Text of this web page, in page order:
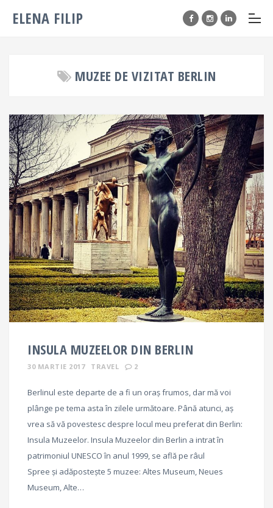
ELENA FILIP
MUZEE DE VIZITAT BERLIN
INSULA MUZEELOR DIN BERLIN
30 MARTIE 2017 TRAVEL 2
Berlinul este departe de a fi un oraș frumos, dar mă voi
plânge pe tema asta în zilele următoare. Până atunci, aș
vrea să vă povestesc despre locul meu preferat din Berlin:
Insula Muzeelor. Insula Muzeelor din Berlin a intrat în
patrimoniul UNESCO în anul 1999, se află pe râul
Spree și adăpostește 5 muzee: Altes Museum, Neues
Museum, Alte…